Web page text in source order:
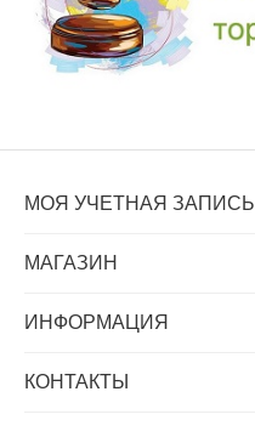
МОЯ УЧЕТНАЯ ЗАПИСЬ
МАГАЗИН
ИНФОРМАЦИЯ
КОНТАКТЫ